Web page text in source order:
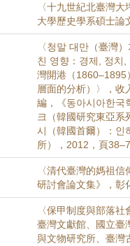
〈十九世紀北臺灣
大學歷史學系碩士論
〈청말 대만（臺灣
친 영향：경제, 정치
灣開港（1860–1895
層面的分析）〉，收
編，《동아시아한국
크（韓國研究東亞系
시（韓國首爾）：인
所），2012，頁
〈清代臺灣的媽祖
研討會論文集》，彰
〈保甲制度與部落
臺灣文獻館、國立臺
與文物研究所、臺灣